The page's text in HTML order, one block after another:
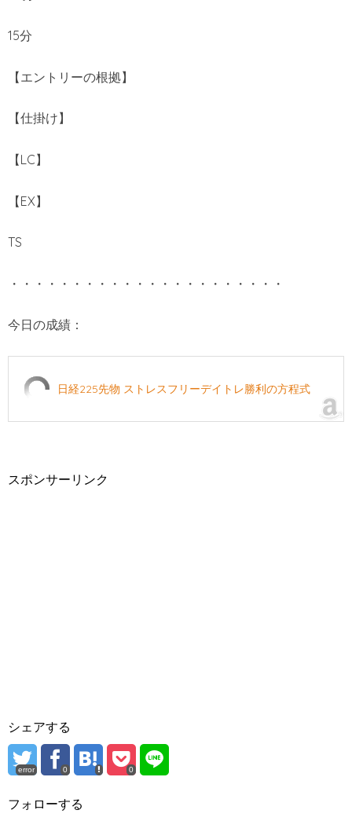
15分
【エントリーの根拠】
【仕掛け】
【LC】
【EX】
TS
・・・・・・・・・・・・・・・・・・・・・・
今日の成績：
日経225先物 ストレスフリーデイトレ勝利の方程式
スポンサーリンク
シェアする
error 0 0
フォローする